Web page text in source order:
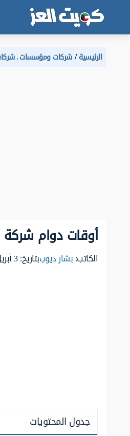
الرئيسية شركات ومؤسسات،
أوقات دوام شركة
الكاتب:بشار ديوببتاريخ: 3 أبريل 2025 , 11:56
جدول المحتويات